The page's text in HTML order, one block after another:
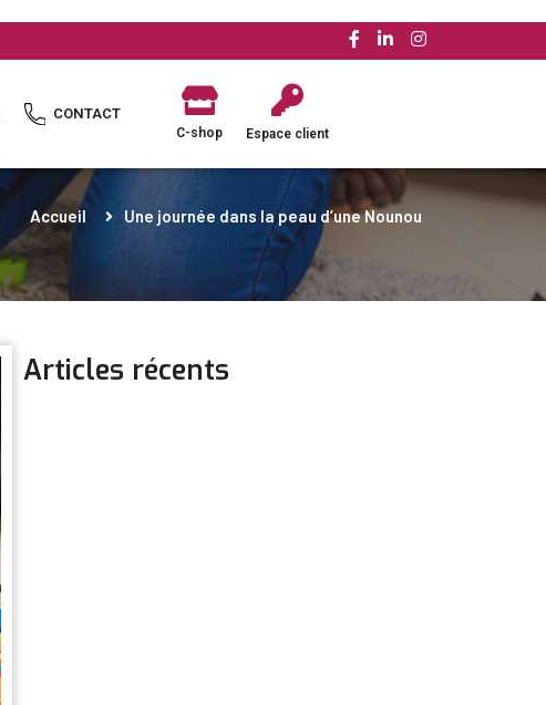
CONTACT
C-shop Espace client
Accueil Une journée dans la peau d’une Nounou
Articles récents